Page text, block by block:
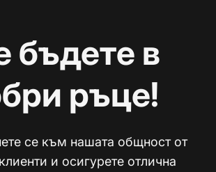
бъдете в
ръце!
се към нашата общност от
и осигурете отлична